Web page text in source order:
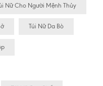
Nữ Cho Người Mệnh Thủy
Túi Nữ Da Bò